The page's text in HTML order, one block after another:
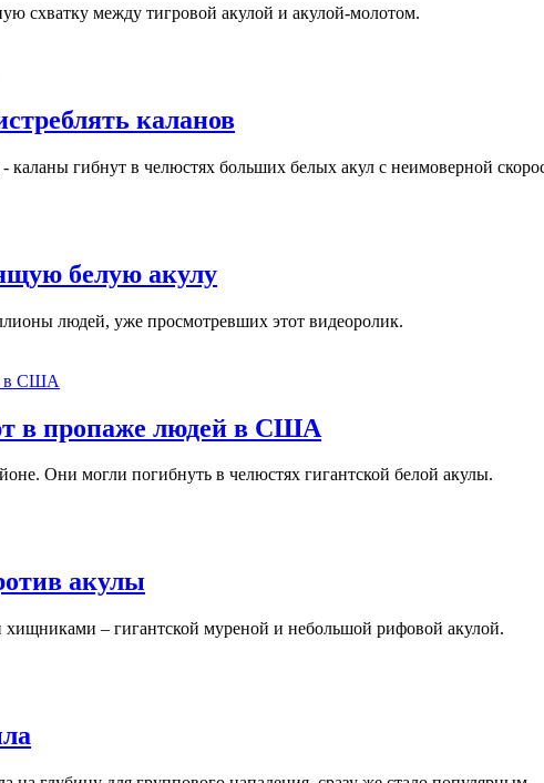
схватку между тигровой акулой и акулой-молотом.
каланов
каланы гибнут в челюстях больших белых акул с неимоверной
белую акулу
людей, уже просмотревших этот видеоролик.
в пропаже людей в США
Они могли погибнуть в челюстях гигантской белой акулы.
акулы
хищниками – гигантской муреной и небольшой рифовой акулой.